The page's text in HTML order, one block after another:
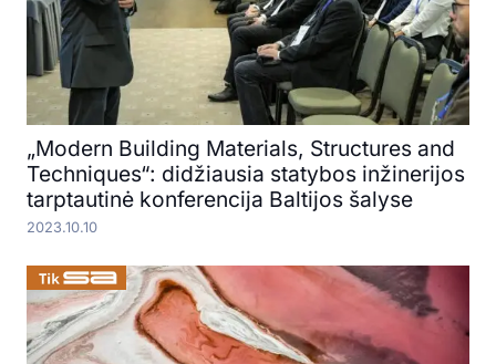
„Modern Building Materials, Structures and
Techniques“: didžiausia statybos inžinerijos
tarptautinė konferencija Baltijos šalyse
2023.10.10